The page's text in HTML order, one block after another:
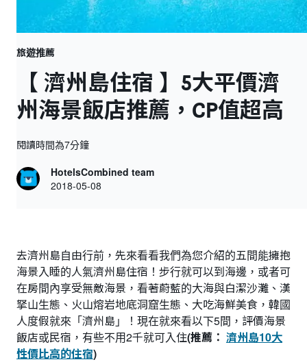
旅遊推薦
【 濟州島住宿 】5大平價濟
州海景飯店推薦，CP值超高
閱讀時間為7分鐘
HotelsCombined team
2018-05-08
去濟州島自由行前，先來看看我們為您介紹的五間能擁抱
海景入睡的人氣濟州島住宿！步行就可以到海邊，或者可
在房間內享受無敵海景，看著蔚藍的大海與白潔沙灘、漢
拏山生態、火山熔岩地底洞窟生態、大吃海鮮美食，韓國
人度假就來「濟州島」！現在就來看以下5間，評價海景
飯店或民宿，有些不用2千就可入住(推薦： 濟州島10大
性價比高的住宿)